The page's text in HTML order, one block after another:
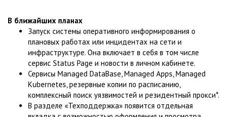
В ближайших планах
Запуск системы оперативного информирования о
плановых работах или инцидентах на сети и
инфраструктуре. Она включает в себя в том числе
сервис Status Page и новости в личном кабинете.
Сервисы Managed DataBase, Managed Apps, Managed
Kubernetes, резервные копии по расписанию,
комплексный поиск уязвимостей и резидентный прокси*.
В разделе «Техподдержка» появится отдельная